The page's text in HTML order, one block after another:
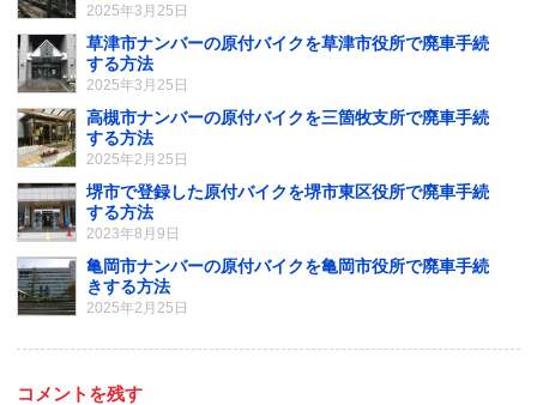
2025年3月25日
草津市ナンバーの原付バイクを草津市役所で廃車手続
する方法
2025年3月25日
高槻市ナンバーの原付バイクを三箇牧支所で廃車手続
する方法
2025年2月25日
堺市で登録した原付バイクを堺市東区役所で廃車手続
する方法
2023年8月9日
亀岡市ナンバーの原付バイクを亀岡市役所で廃車手続
きする方法
2025年2月25日
コメントを残す